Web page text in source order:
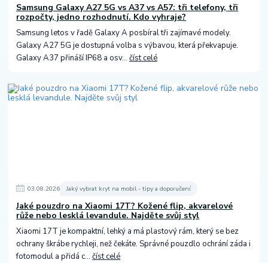
Samsung Galaxy A27 5G vs A37 vs A57: tři telefony, tři
rozpočty, jedno rozhodnutí. Kdo vyhraje?
Samsung letos v řadě Galaxy A posbíral tři zajímavé modely.
Galaxy A27 5G je dostupná volba s výbavou, která překvapuje.
Galaxy A37 přináší IP68 a osv...číst celé
03.08.2026 Jaký vybrat kryt na mobil - tipy a doporučení
Jaké pouzdro na Xiaomi 17T? Kožené flip, akvarelové
růže nebo lesklá levandule. Najděte svůj styl
Xiaomi 17T je kompaktní, lehký a má plastový rám, který se bez
ochrany škrábe rychleji, než čekáte. Správné pouzdlo ochrání záda i
fotomodul a přidá c...číst celé